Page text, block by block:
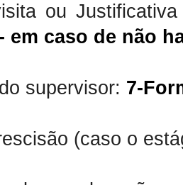
ou Justificativa
em caso de não
supervisor: 7-
(caso o